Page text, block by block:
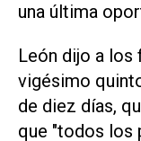
una última
León dijo a los
vigésimo
de diez días,
que "todos ‌los